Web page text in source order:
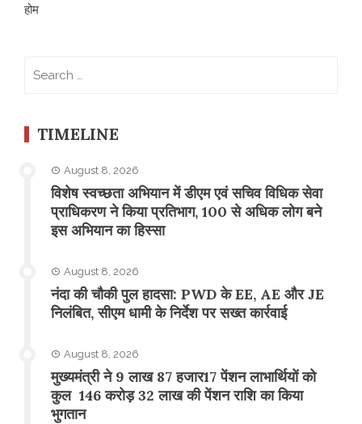
होम
TIMELINE
August 8, 2026
विशेष स्वच्छता अभियान में डीएम एवं सचिव विधिक सेवा
प्राधिकरण ने किया प्रतिभाग, 100 से अधिक लोग बने
इस अभियान का हिस्सा
August 8, 2026
नंदा की चौकी पुल हादसा: PWD के EE, AE और JE
निलंबित, सीएम धामी के निर्देश पर सख्त कार्रवाई
August 8, 2026
मुख्यमंत्री ने 9 लाख 87 हजार17 पेंशन लाभार्थियों को
कुल 146 करोड़ 32 लाख की पेंशन राशि का किया
भुगतान